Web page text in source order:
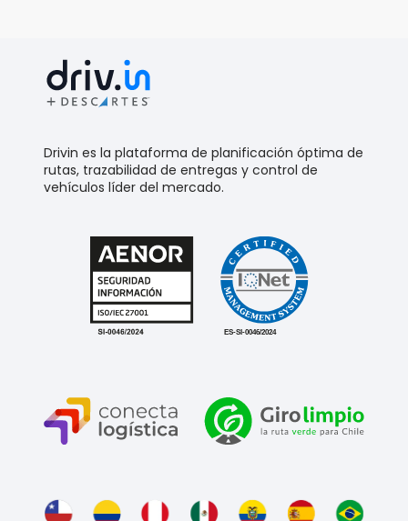
Drivin es la plataforma de planificación óptima de
rutas, trazabilidad de entregas y control de
vehículos líder del mercado.